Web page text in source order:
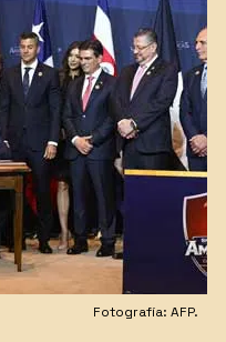
Fotografía: AFP.